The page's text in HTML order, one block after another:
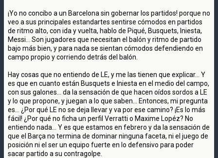
¡Yo no concibo a un Barcelona sin gobernar los partidos! porque no
veo a sus principales estandartes sentirse cómodos en partidos
de ritmo alto, con ida y vuelta, hablo de Piqué, Busquets, Iniesta,
Messi... Son jugadores que necesitan el balón y ritmo de partido
bajo más bien, y para nada se sientan cómodos defendiendo en
campo propio y corriendo detrás del balón.
Hay cosas que no entiendo de LE, y me las tienen que explicar... Y
es que en cuanto están Busquets e Iniesta en el medio del campo,
con sus galones... da la sensación de que hacen oídos sordos a LE
y lo que propone, y juegan a lo que saben... Entonces, mi pregunta
es... ¿Por qué LE no se deja llevar y va por ese camino? ¡Es lo más
fácil! ¿Por qué no ficha un perfil Verratti o Maxime Lopéz? No
entiendo nada... Y es que estamos en febrero y da la sensación de
que el Barça no termina de dominar ninguna faceta, ni el juego de
posición ni el ser un equipo fuerte en lo defensivo para poder
sacar partido a su contragolpe.